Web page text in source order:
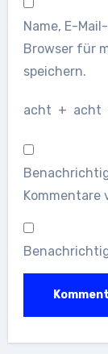
Name, E-
Browser für
speichern.
acht + acht
Kommentare